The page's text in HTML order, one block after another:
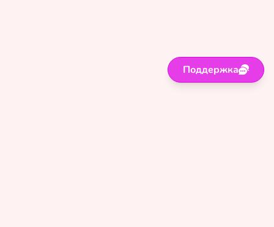
Поддержка